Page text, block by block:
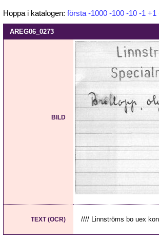
Hoppa i katalogen: första -1000 -100 -10 -1 +1
AREG06_0273
BILD
TEXT (OCR) //// Linnströms bo uex